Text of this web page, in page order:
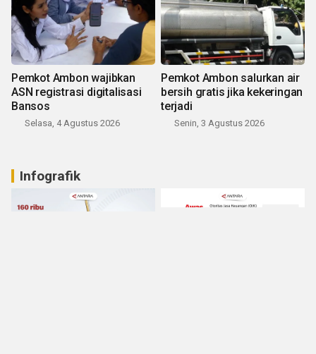
Pemkot Ambon wajibkan
ASN registrasi digitalisasi
Bansos
Selasa, 4 Agustus 2026
Pemkot Ambon salurkan air
bersih gratis jika kekeringan
terjadi
Senin, 3 Agustus 2026
Infografik